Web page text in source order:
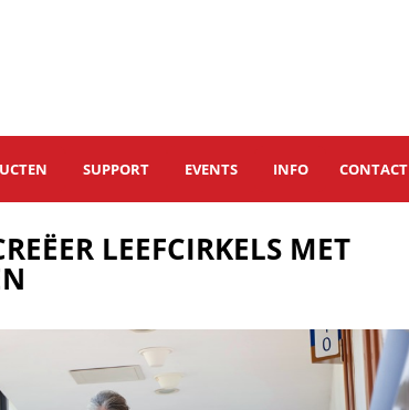
SUPPORT EVENTS INFO CONTACT
LEEFCIRKELS MET